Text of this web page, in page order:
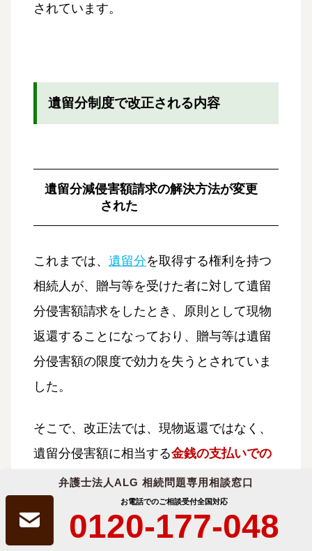
弁護士法人ALG 相続問題専用相談窓口
お電話でのご相談受付全国対応
0120-177-048
されています。
遺留分制度で改正される内容
遺留分減侵害額請求の解決方法が変更
された
これまでは、 遺留分を取得する権利を持つ
相続人が、贈与等を受けた者に対して遺留
分侵害額請求をしたとき、原則として現物
返還することになっており、贈与等は遺留
分侵害額の限度で効力を失うとされていま
した。
そこで、改正法では、現物返還ではなく、
遺留分侵害額に相当する金銭の支払いでの
み請求（遺留分侵害額請求）ができるとし
以下の図を用いて、具体的に説明しましょ